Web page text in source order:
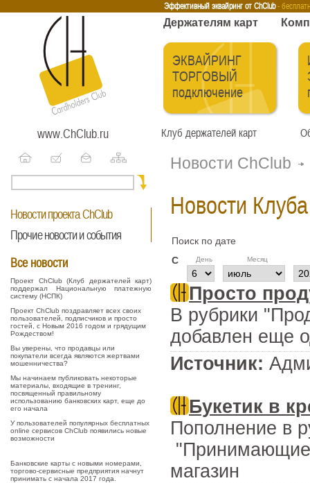
Эффективный эквайринг от ChClub -
Интернет-эквайринг Тренинги Бесплатные сервисы
Держателям карт
ЭКВАЙРИНГ
ТОРГОВЫЙ
подключение
www.ChClub.ru Клуб держателей карт
Новости проекта ChClub
Прочие новости и события
Все новости
Проект ChClub (Клуб держателей карт)
поддержал Национальную платежную
систему (НСПК)
Проект ChClub поздравляет всех своих
пользователей, подписчиков и просто
гостей, с Новым 2016 годом и грядущим
Рождеством!
Вы уверены, что продавцы или
покупатели всегда являются жертвами
мошенничества?
Мы начинаем публиковать некоторые
материалы, входящие в тренинг,
посвященный правильному
использованию банковских карт, еще до
его начала
У пользователей популярных бесплатных
online сервисов ChClub появились новые
возможности
Банковские карты с новыми номерами,
торгово-сервисные предприятия начнут
принимать с начала 2017 года.
Новости ChClub
Новости
Поиск по дате
C
День Месяц
Просто
В рубрики
добавлен еще
Источник:
Букетик в
Пополнение в
"Принимающие
магазин